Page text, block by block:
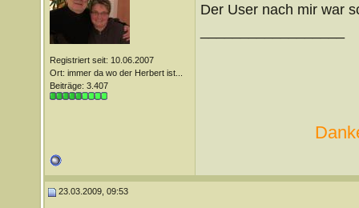
Registriert seit: 10.06.2007
Ort: immer da wo der Herbert ist...
Beiträge: 3.407
Der User nach mir war
23.03.2009, 09:53